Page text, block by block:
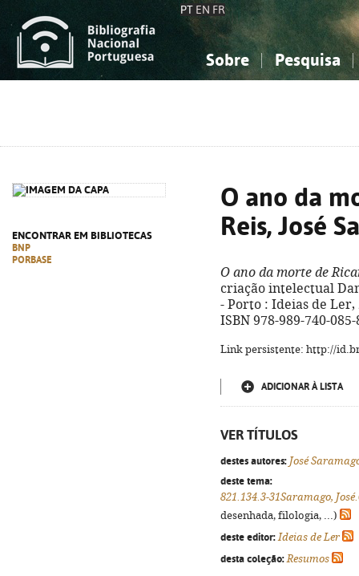
PT EN FR
Sobre Pesquisa
ENCONTRAR EM BIBLIOTECAS
BNP
PORBASE
O ano da
Reis, José
O ano da morte de
criação intelectual
- Porto : Ideias de Ler,
ISBN 978-989-740-085-
Link persistente: http://
ADICIONAR À LISTA
VER TÍTULOS
destes autores: José
deste tema:
821.134.3-31Saramago,
desenhada, filologia, ...)
deste editor: Ideias de Ler
desta coleção: Resumos